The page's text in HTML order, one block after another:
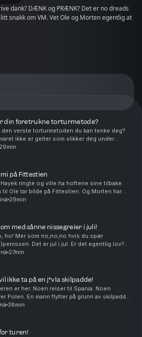
dank? DÆNK og PRÆNK? Det er no dreads
snakk om VM. Vet Ole og Morten egentlig at
din foretrukne torturmetode?
den verste torturmetoden du kan tenke deg?
ikke er geiter som slikker deg under
har du ikke hørt denne episoden enda. Kan
29min
på Fittestien
Hayek ringte og ville ha hoftene sine tilbake.
til Ole tar bilde på Fittestien. Og Morten har
med å krangle med dyr. Middagstips:
29min
med sånne nissegreier i juli!
ho! Mer som no,no,no hvis du spør
Det er jul i jul. Er det egentlig lov?
sunn matrett vil du egentlig at skal smake
27min
ikke ta på en j*vla skilpadde!
er her. Noen reiser til Spania. Noen
Polen. En mann flytter på grunn av skilpadder.
folk i forskjellige retninger.Middagstips:
38min
turen!